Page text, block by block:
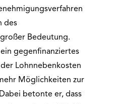
des
Bedeutung.
gegenfinanziertes
Lohnnebenkosten
Möglichkeiten zur
betonte er, dass